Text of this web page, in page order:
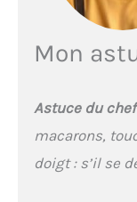
Mon
Astuce du
macarons,
doigt : s’il se